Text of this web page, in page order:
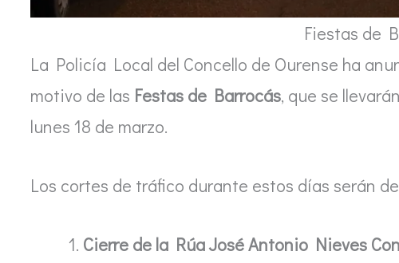
Fiestas de
La Policía Local del Concello de Ourense ha
motivo de las Festas de Barrocás, que se
lunes 18 de marzo.
Los cortes de tráfico durante estos días serán
Cierre de la Rúa José Antonio Nieves